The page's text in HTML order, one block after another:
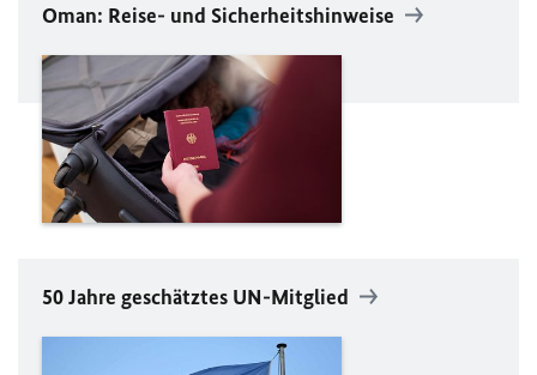
Oman: Reise- und Sicherheitshinweise
50 Jahre geschätztes UN-Mitglied